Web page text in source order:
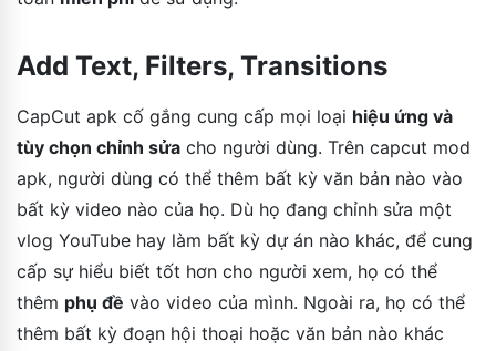
Add Text, Filters, Transitions
CapCut apk cố gắng cung cấp mọi loại hiệu ứng và
tùy chọn chỉnh sửa cho người dùng. Trên capcut mod
apk, người dùng có thể thêm bất kỳ văn bản nào vào
bất kỳ video nào của họ. Dù họ đang chỉnh sửa một
vlog YouTube hay làm bất kỳ dự án nào khác, để cung
cấp sự hiểu biết tốt hơn cho người xem, họ có thể
thêm phụ đề vào video của mình. Ngoài ra, họ có thể
thêm bất kỳ đoạn hội thoại hoặc văn bản nào khác